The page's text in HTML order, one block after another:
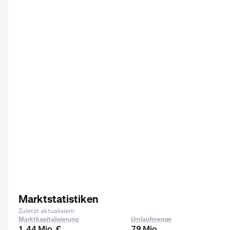
Marktstatistiken
Zuletzt aktualisiert:
Marktkapitalisierung
Umlaufmenge